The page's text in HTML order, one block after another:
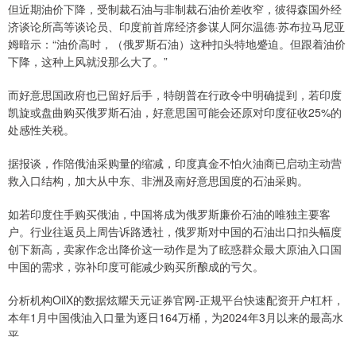
但近期油价下降，受制裁石油与非制裁石油价差收窄，彼得森国外经
济谈论所高等谈论员、印度前首席经济参谋人阿尔温德·苏布拉马尼亚
姆暗示：“油价高时，（俄罗斯石油）这种扣头特地蹙迫。但跟着油价
下降，这种上风就没那么大了。”
而好意思国政府也已留好后手，特朗普在行政令中明确提到，若印度
凯旋或盘曲购买俄罗斯石油，好意思国可能会还原对印度征收25%的
处感性关税。
据报谈，作陪俄油采购量的缩减，印度真金不怕火油商已启动主动营
救入口结构，加大从中东、非洲及南好意思国度的石油采购。
如若印度住手购买俄油，中国将成为俄罗斯廉价石油的唯独主要客
户。行业往返员上周告诉路透社，俄罗斯对中国的石油出口扣头幅度
创下新高，卖家作念出降价这一动作是为了眩惑群众最大原油入口国
中国的需求，弥补印度可能减少购买所酿成的亏欠。
分析机构OilX的数据炫耀天元证券官网-正规平台快速配资开户杠杆，
本年1月中国俄油入口量为逐日164万桶，为2024年3月以来的最高水